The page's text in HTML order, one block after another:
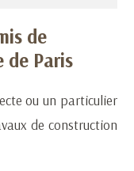
de
de Paris
ou un particulier
de construction